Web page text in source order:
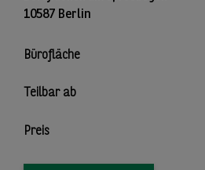
10587 Berlin
Bürofläche
Teilbar ab
Preis